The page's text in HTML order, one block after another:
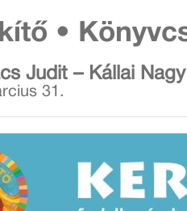
•
Judit – Kállai
31.